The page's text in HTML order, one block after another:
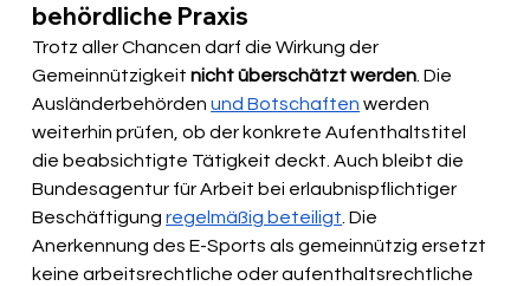
behördliche Praxis
Trotz aller Chancen darf die Wirkung der
Gemeinnützigkeit nicht überschätzt werden . Die
Ausländerbehörden und Botschaften werden
weiterhin prüfen, ob der konkrete Aufenthaltstitel
die beabsichtigte Tätigkeit deckt. Auch bleibt die
Bundesagentur für Arbeit bei erlaubnispflichtiger
Beschäftigung regelmäßig beteiligt . Die
Anerkennung des E-Sports als gemeinnützig ersetzt
keine arbeitsrechtliche oder aufenthaltsrechtliche